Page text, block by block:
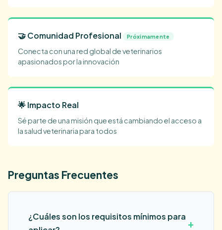
🤝 Comunidad Profesional Próximamente
Conecta con una red global de veterinarios
apasionados por la innovación
🌟 Impacto Real
Sé parte de una misión que está cambiando el acceso a
la salud veterinaria para todos
Preguntas Frecuentes
¿Cuáles son los requisitos mínimos para +